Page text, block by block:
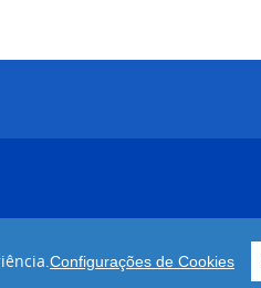
Configurações de Cookies
código abertoJoomla!